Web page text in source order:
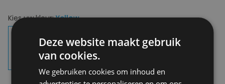
Kies uw kleur:Yellow
Deze website maakt gebruik
van cookies.
We gebruiken cookies om inhoud en